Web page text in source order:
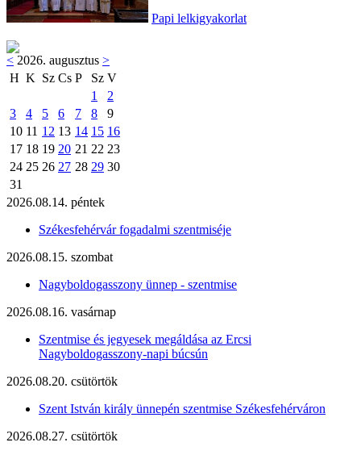
Papi lelkigyakorlat
< 2026. augusztus >
H K Sz Cs P Sz V
1
2
3
4 5 6 7 8
9
10 11 12 13 14 15 16
17 18 19 20 21 22 23
24 25 26 27 28 29 30
31
2026.08.14. péntek
Székesfehérvár fogadalmi szentmiséje
2026.08.15. szombat
Nagyboldogasszony ünnep - szentmise
2026.08.16. vasárnap
Szentmise és jegyesek megáldása az Ercsi
Nagyboldogasszony-napi búcsún
2026.08.20. csütörtök
Szent István király ünnepén szentmise Székesfehérváron
2026.08.27. csütörtök